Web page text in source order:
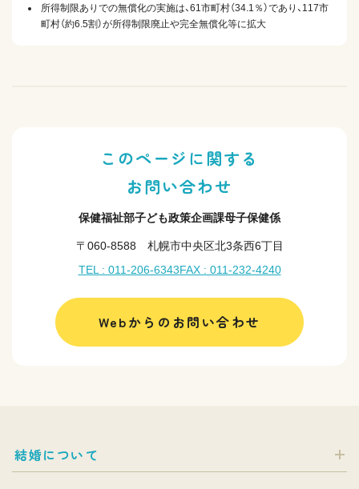
所得制限ありでの無償化の実施は、61市町村（34.1％）であり、117市
町村（約6.5割）が所得制限廃止や完全無償化等に拡大
このページに関する
お問い合わせ
保健福祉部子ども政策企画課母子保健係
〒060-8588 札幌市中央区北3条西6丁目
TEL : 011-206-6343FAX : 011-232-4240
Webからのお問い合わせ
結婚について